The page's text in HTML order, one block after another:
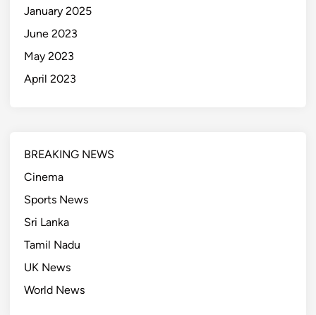
January 2025
June 2023
May 2023
April 2023
BREAKING NEWS
Cinema
Sports News
Sri Lanka
Tamil Nadu
UK News
World News